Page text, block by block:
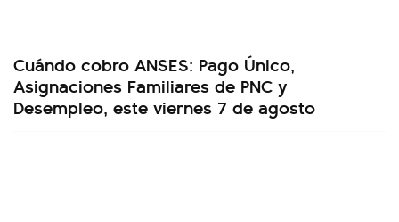
Cuándo cobro ANSES: Pago Único,
Asignaciones Familiares de PNC y
Desempleo, este viernes 7 de agosto